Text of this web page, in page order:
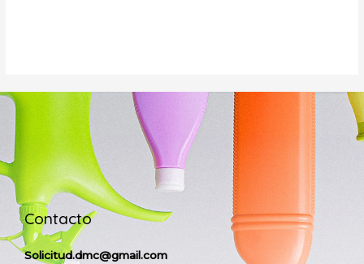
Contacto
Solicitud.dmc@gmail.com